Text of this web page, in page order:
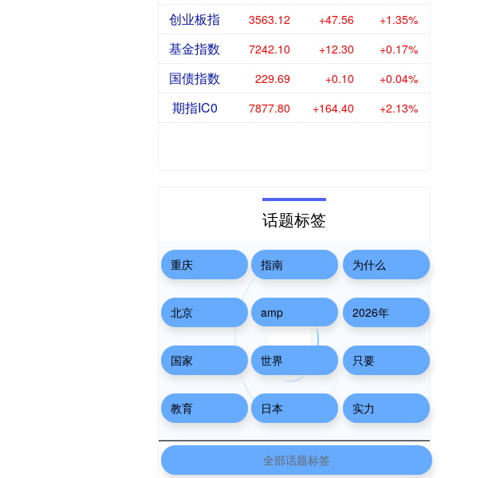
创业板指 3563.12 +47.56 +1.35%
基金指数 7242.10 +12.30 +0.17%
国债指数 229.69 +0.10 +0.04%
期指IC0 7877.80 +164.40 +2.13%
话题标签
重庆 指南 为什么
北京 amp 2026年
国家 世界 只要
教育 日本 实力
全部话题标签